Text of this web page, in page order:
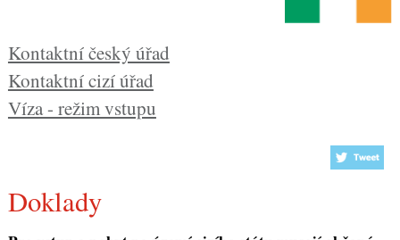
Kontaktní český úřad
Kontaktní cizí úřad
Víza - režim vstupu
Doklady